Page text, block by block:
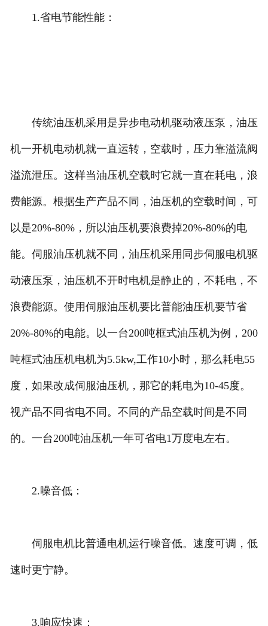
1.省电节能性能：
传统油压机采用是异步电动机驱动液压泵，油压
机一开机电动机就一直运转，空载时，压力靠溢流阀
溢流泄压。这样当油压机空载时它就一直在耗电，浪
费能源。根据生产产品不同，油压机的空载时间，可
以是20%-80%，所以油压机要浪费掉20%-80%的电
能。伺服油压机就不同，油压机采用同步伺服电机驱
动液压泵，油压机不开时电机是静止的，不耗电，不
浪费能源。使用伺服油压机要比普能油压机要节省
20%-80%的电能。以一台200吨框式油压机为例，200
吨框式油压机电机为5.5kw,工作10小时，那么耗电55
度，如果改成伺服油压机，那它的耗电为10-45度。
视产品不同省电不同。不同的产品空载时间是不同
的。一台200吨油压机一年可省电1万度电左右。
2.噪音低：
伺服电机比普通电机运行噪音低。速度可调，低
速时更宁静。
3.响应快速：